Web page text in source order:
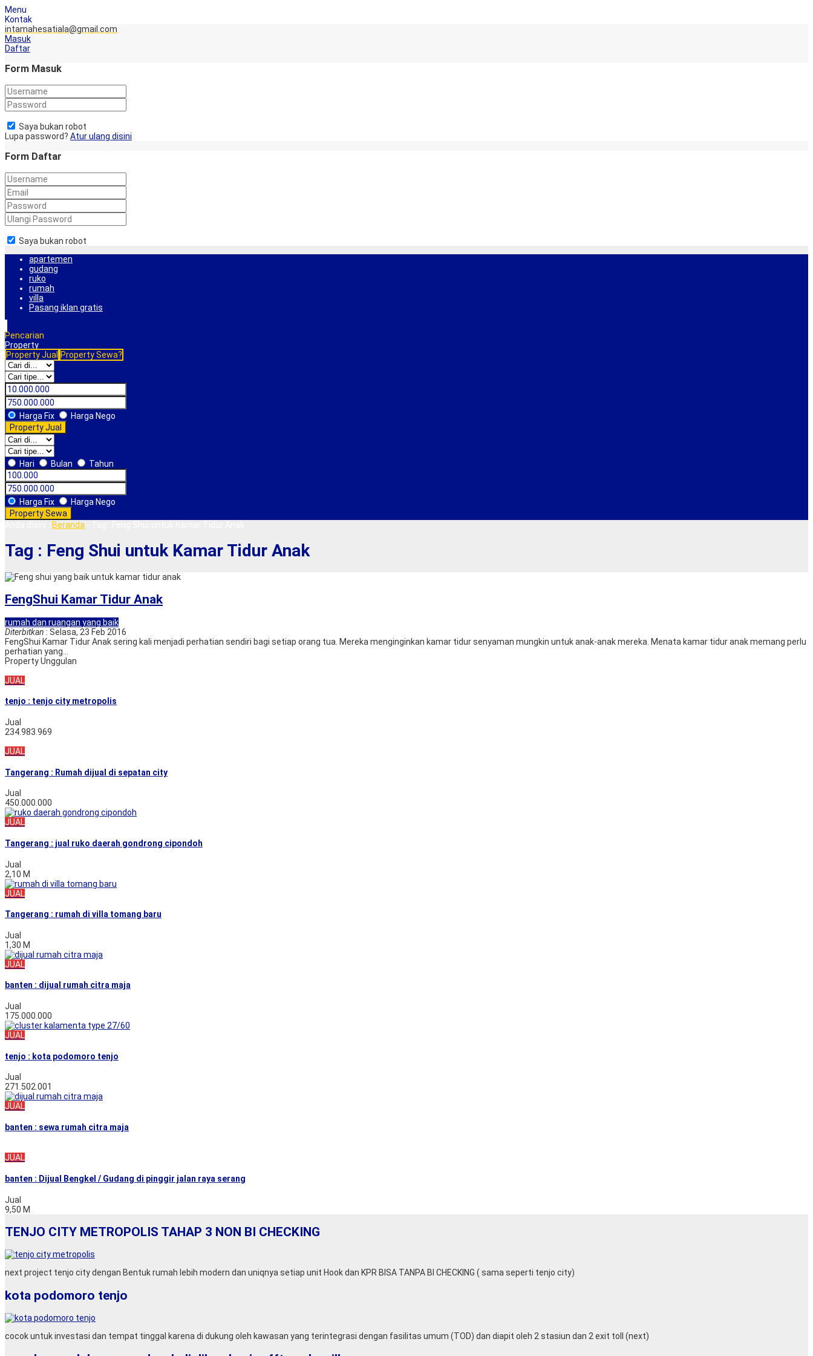
Menu
Kontak
intamahesatiala@gmail.com
Masuk
Daftar
Form Masuk
Saya bukan robot
Lupa password? Atur ulang disini
Form Daftar
Saya bukan robot
apartemen
gudang
ruko
rumah
villa
Pasang iklan gratis
Pencarian
Property
Property Jual Property Sewa?
Harga Fix
Harga Nego
Property Jual
Hari Bulan Tahun
Harga Fix
Harga Nego
Property Sewa
Beranda
Tag : Feng Shui untuk Kamar Tidur Anak
FengShui Kamar Tidur Anak
rumah dan ruangan yang baik
Diterbitkan : Selasa, 23 Feb 2016
FengShui Kamar Tidur Anak sering kali menjadi perhatian sendiri bagi setiap orang tua. Mereka menginginkan kamar tidur senyaman mungkin untuk anak-anak mereka. Menata kamar tidur anak memang perlu
perhatian yang...
Property Unggulan
JUAL
tenjo : tenjo city metropolis
Jual
234.983.969
JUAL
Tangerang : Rumah dijual di sepatan city
Jual
450.000.000
JUAL
Tangerang : jual ruko daerah gondrong cipondoh
Jual
2,10 M
JUAL
Tangerang : rumah di villa tomang baru
Jual
1,30 M
JUAL
banten : dijual rumah citra maja
Jual
175.000.000
JUAL
tenjo : kota podomoro tenjo
Jual
271.502.001
JUAL
banten : sewa rumah citra maja
JUAL
banten : Dijual Bengkel / Gudang di pinggir jalan raya serang
Jual
9,50 M
TENJO CITY METROPOLIS TAHAP 3 NON BI CHECKING
next project tenjo city dengan Bentuk rumah lebih modern dan uniqnya setiap unit Hook dan KPR BISA TANPA BI CHECKING ( sama seperti tenjo city)
kota podomoro tenjo
cocok untuk investasi dan tempat tinggal karena di dukung oleh kawasan yang terintegrasi dengan fasilitas umum (TOD) dan diapit oleh 2 stasiun dan 2 exit toll (next)